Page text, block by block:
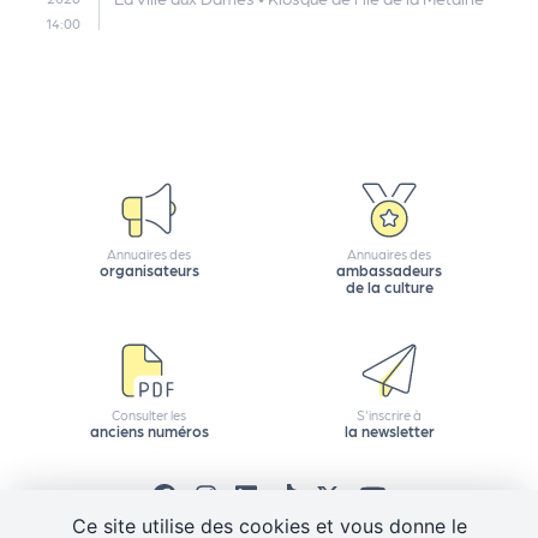
Ce site utilise des cookies et vous donne le
14:00
Annuaires des
organisateurs
Annuaires des
ambassadeurs
de la culture
Consulter les
anciens numéros
S'inscrire à
la newsletter
Q